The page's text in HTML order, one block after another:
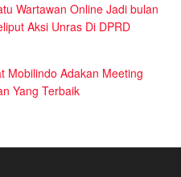
Wartawan Online Jadi bulan
Aksi Unras Di DPRD
Mobilindo Adakan Meeting
Yang Terbaik